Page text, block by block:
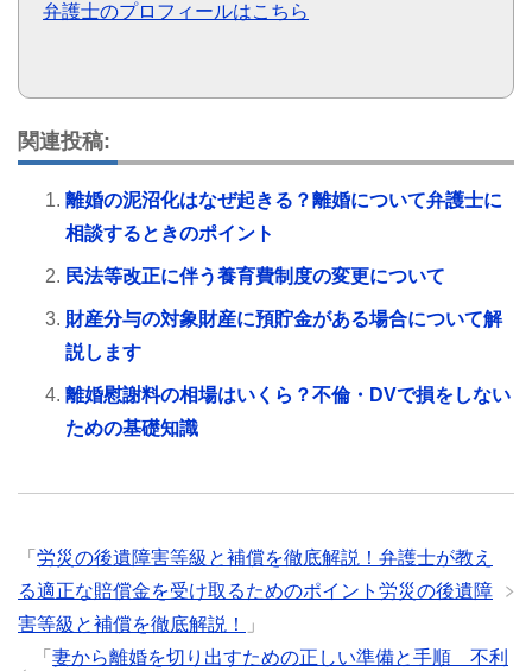
弁護士のプロフィールはこちら
関連投稿:
離婚の泥沼化はなぜ起きる？離婚について弁護士に
相談するときのポイント
民法等改正に伴う養育費制度の変更について
財産分与の対象財産に預貯金がある場合について解
説します
離婚慰謝料の相場はいくら？不倫・DVで損をしない
ための基礎知識
「 労災の後遺障害等級と補償を徹底解説！弁護士が教え
る適正な賠償金を受け取るためのポイント労災の後遺障
害等級と補償を徹底解説！
」
「 妻から離婚を切り出すための正しい準備と手順 不利